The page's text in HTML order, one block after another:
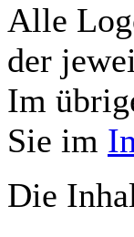
Alle
der
Im
Sie im
Die